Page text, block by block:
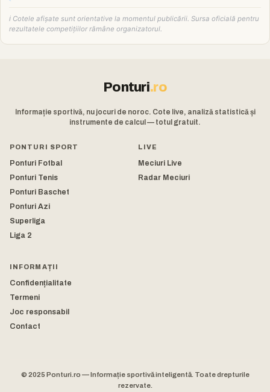
ℹ️ Cotele afișate sunt orientative la momentul publicării. Sursa oficială pentru
rezultatele competițiilor rămâne organizatorul.
Ponturi.ro
Informație sportivă, nu jocuri de noroc. Cote live, analiză statistică și
instrumente de calcul — totul gratuit.
PONTURI SPORT
Ponturi Fotbal
Ponturi Tenis
Ponturi Baschet
Ponturi Azi
Superliga
Liga 2
LIVE
Meciuri Live
Radar Meciuri
INFORMAȚII
Confidențialitate
Termeni
Joc responsabil
Contact
© 2025 Ponturi.ro — Informație sportivă inteligentă. Toate drepturile
rezervate.